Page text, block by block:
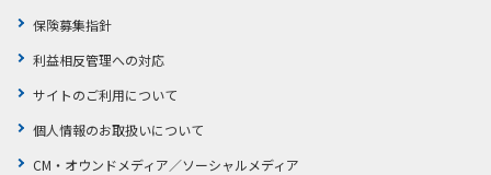
保険募集指針
利益相反管理への対応
サイトのご利用について
個人情報のお取扱いについて
CM・オウンドメディア／ソーシャルメディア